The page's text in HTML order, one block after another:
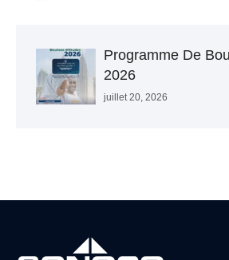
Programme De
2026
juillet 20, 2026